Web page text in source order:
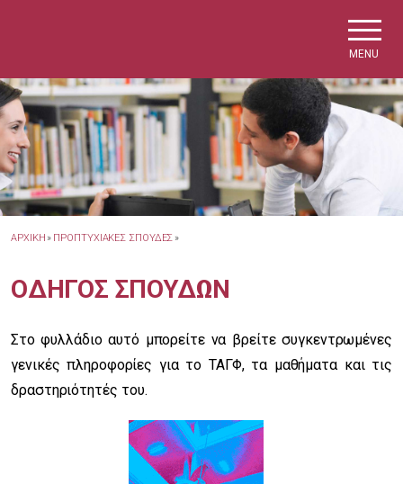
MENU
ΑΡΧΙΚΗ » ΠΡΟΠΤΥΧΙΑΚΕΣ ΣΠΟΥΔΕΣ »
ΟΔΗΓΟΣ ΣΠΟΥΔΩΝ
Στο φυλλάδιο αυτό μπορείτε να βρείτε συγκεντρωμένες
γενικές πληροφορίες για το ΤΑΓΦ, τα μαθήματα και τις
δραστηριότητές του.